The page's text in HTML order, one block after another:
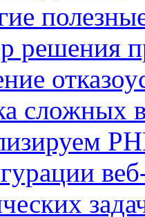
решения
сложных